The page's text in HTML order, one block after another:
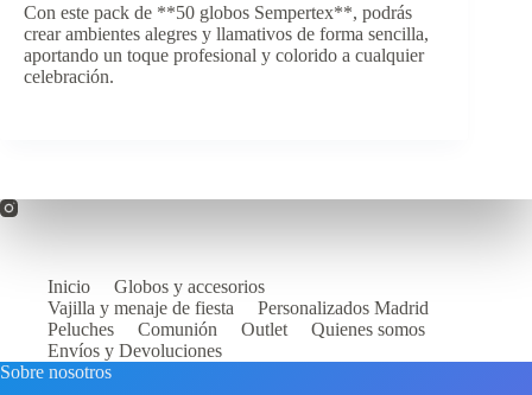
Con este pack de **50 globos Sempertex**, podrás
crear ambientes alegres y llamativos de forma sencilla,
aportando un toque profesional y colorido a cualquier
celebración.
Inicio
Globos y accesorios
Vajilla y menaje de fiesta
Personalizados Madrid
Peluches
Comunión Outlet
Quienes somos
Envíos y Devoluciones
Sobre nosotros